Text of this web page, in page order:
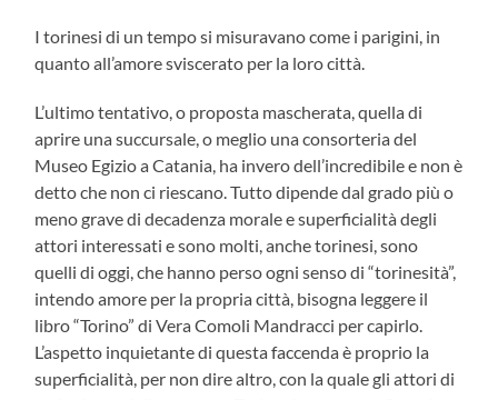
I torinesi di un tempo si misuravano come i parigini, in
quanto all’amore sviscerato per la loro città.
L’ultimo tentativo, o proposta mascherata, quella di
aprire una succursale, o meglio una consorteria del
Museo Egizio a Catania, ha invero dell’incredibile e non è
detto che non ci riescano. Tutto dipende dal grado più o
meno grave di decadenza morale e superficialità degli
attori interessati e sono molti, anche torinesi, sono
quelli di oggi, che hanno perso ogni senso di “torinesità”,
intendo amore per la propria città, bisogna leggere il
libro “Torino” di Vera Comoli Mandracci per capirlo.
L’aspetto inquietante di questa faccenda è proprio la
superficialità, per non dire altro, con la quale gli attori di